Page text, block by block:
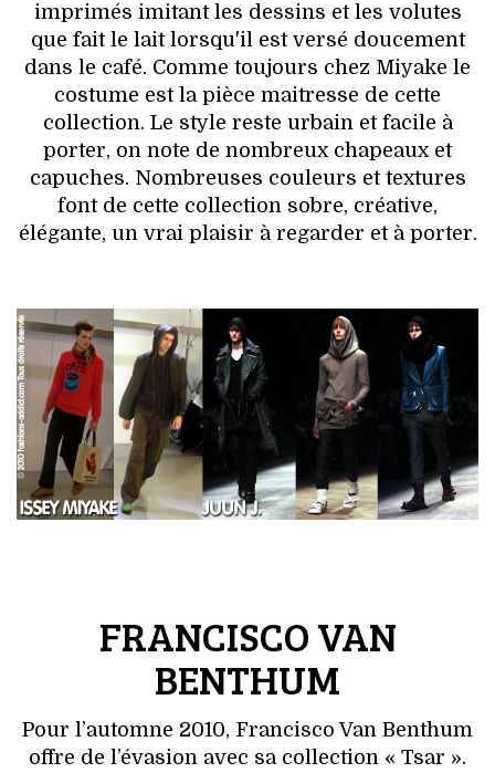
imprimés imitant les dessins et les volutes
que fait le lait lorsqu'il est versé doucement
dans le café. Comme toujours chez Miyake le
costume est la pièce maitresse de cette
collection. Le style reste urbain et facile à
porter, on note de nombreux chapeaux et
capuches. Nombreuses couleurs et textures
font de cette collection sobre, créative,
élégante, un vrai plaisir à regarder et à porter.
FRANCISCO VAN
BENTHUM
Pour l’automne 2010, Francisco Van Benthum
offre de l’évasion avec sa collection « Tsar ».